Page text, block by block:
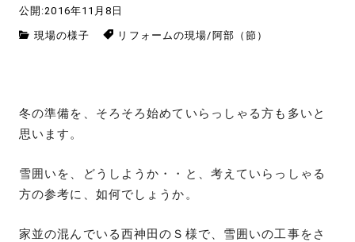
公開:2016年11月8日
現場の様子 リフォームの現場/ 阿部（節）
冬の準備を、そろそろ始めていらっしゃる方も多いと
思います。
雪囲いを、どうしようか・・と、考えていらっしゃる
方の参考に、如何でしょうか。
家並の混んでいる西神田のＳ様で、雪囲いの工事をさ